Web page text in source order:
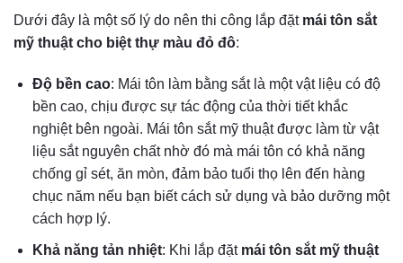
Dưới đây là một số lý do nên thi công lắp đặt mái tôn sắt
mỹ thuật cho biệt thự màu đỏ đô:
Độ bền cao: Mái tôn làm bằng sắt là một vật liệu có độ
bền cao, chịu được sự tác động của thời tiết khắc
nghiệt bên ngoài. Mái tôn sắt mỹ thuật được làm từ vật
liệu sắt nguyên chất nhờ đó mà mái tôn có khả năng
chống gỉ sét, ăn mòn, đảm bảo tuổi thọ lên đến hàng
chục năm nếu bạn biết cách sử dụng và bảo dưỡng một
cách hợp lý.
Khả năng tản nhiệt: Khi lắp đặt mái tôn sắt mỹ thuật